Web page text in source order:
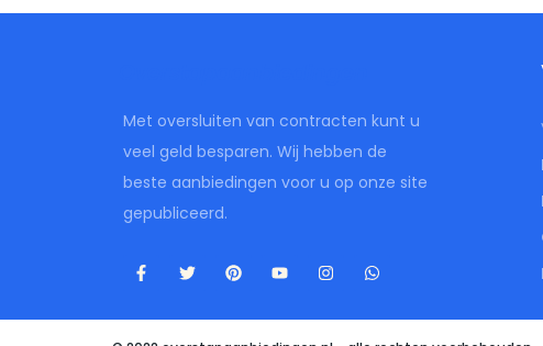
Met oversluiten van contracten kunt u
veel geld besparen. Wij hebben de
beste aanbiedingen voor u op onze site
gepubliceerd.